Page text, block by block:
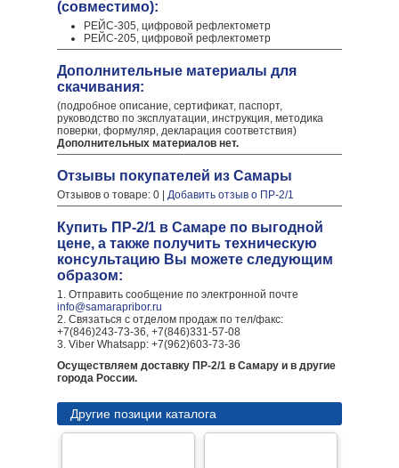
(совместимо):
РЕЙС-305, цифровой рефлектометр
РЕЙС-205, цифровой рефлектометр
Дополнительные материалы для
скачивания:
(подробное описание, сертификат, паспорт,
руководство по эксплуатации, инструкция, методика
поверки, формуляр, декларация соответствия)
Дополнительных материалов нет.
Отзывы покупателей из Самары
Отзывов о товаре: 0 | Добавить отзыв о ПР-2/1
Купить ПР-2/1 в Самаре по выгодной
цене, а также получить техническую
консультацию Вы можете следующим
образом:
1. Отправить сообщение по электронной почте
info@samarapribor.ru
2. Связаться с отделом продаж по тел/факс:
+7(846)243-73-36, +7(846)331-57-08
3. Viber Whatsapp: +7(962)603-73-36
Осуществляем доставку ПР-2/1 в Самару и в другие
города России.
Другие позиции каталога